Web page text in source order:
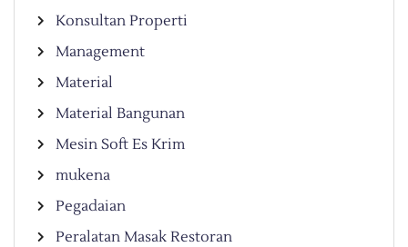
Konsultan Properti
Management
Material
Material Bangunan
Mesin Soft Es Krim
mukena
Pegadaian
Peralatan Masak Restoran